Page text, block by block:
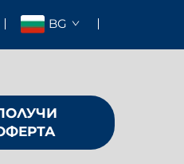
BG